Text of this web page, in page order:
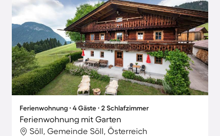
Ferienwohnung ∙ 4 Gäste ∙ 2 Schlafzimmer
Ferienwohnung mit Garten
Söll, Gemeinde Söll, Österreich